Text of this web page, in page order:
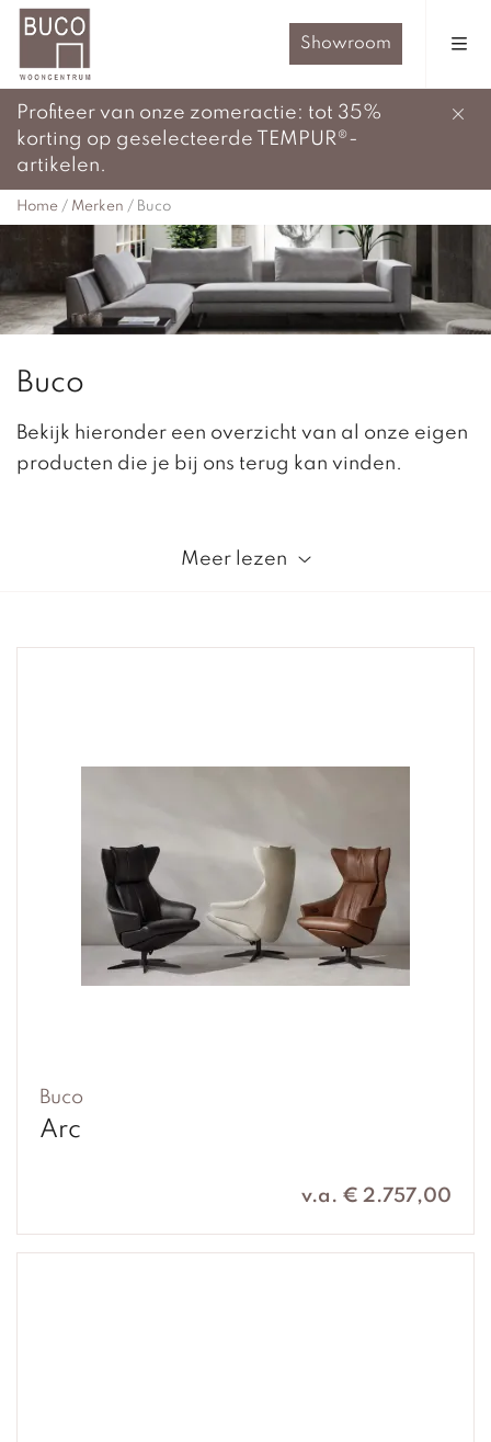
Showroom
Profiteer van onze zomeractie: tot 35%
korting op geselecteerde TEMPUR®-
artikelen.
Home / Merken / Buco
Buco
Bekijk hieronder een overzicht van al onze eigen
producten die je bij ons terug kan vinden.
Meer lezen
Buco
Arc
v.a. € 2.757,00